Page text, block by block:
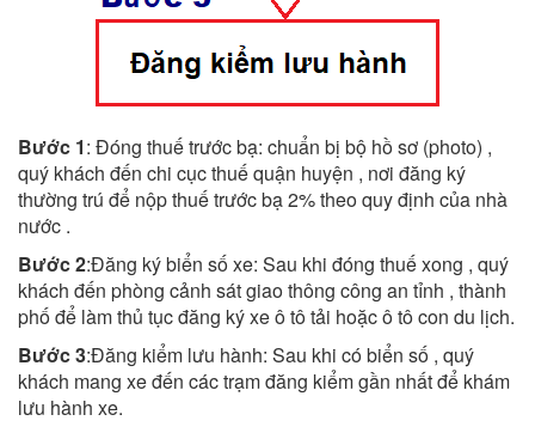
Bước 1: Đóng thuế trước bạ: chuẩn bị bộ hồ sơ (photo) ,
quý khách đến chi cục thuế quận huyện , nơi đăng ký
thường trú để nộp thuế trước bạ 2% theo quy định của nhà
nước .
Bước 2:Đăng ký biển số xe: Sau khi đóng thuế xong , quý
khách đến phòng cảnh sát giao thông công an tỉnh , thành
phố để làm thủ tục đăng ký xe ô tô tải hoặc ô tô con du lịch.
Bước 3:Đăng kiểm lưu hành: Sau khi có biển số , quý
khách mang xe đến các trạm đăng kiểm gần nhất để khám
lưu hành xe.